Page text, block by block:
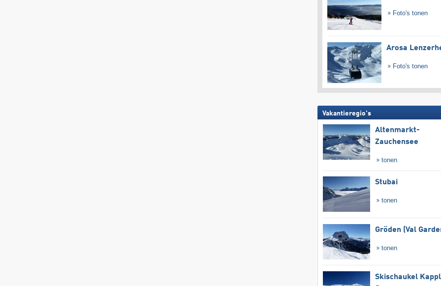
Foto's tonen
Arosa
Foto's tonen
Vakantieregio's
Altenmarkt-
Zauchensee
tonen
Stubai
tonen
Gröden (Val
tonen
Skischaukel